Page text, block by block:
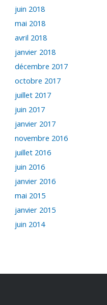
juin 2018
mai 2018
avril 2018
janvier 2018
décembre 2017
octobre 2017
juillet 2017
juin 2017
janvier 2017
novembre 2016
juillet 2016
juin 2016
janvier 2016
mai 2015
janvier 2015
juin 2014